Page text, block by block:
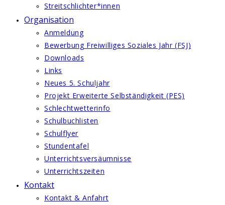
Streitschlichter*innen
Organisation
Anmeldung
Bewerbung Freiwilliges Soziales Jahr (FSJ)
Downloads
Links
Neues 5. Schuljahr
Projekt Erweiterte Selbständigkeit (PES)
Schlechtwetterinfo
Schulbuchlisten
Schulflyer
Stundentafel
Unterrichtsversäumnisse
Unterrichtszeiten
Kontakt
Kontakt & Anfahrt